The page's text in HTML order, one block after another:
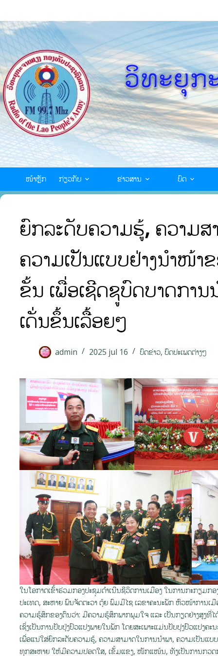
ໜ້າຫຼັກ ກ່ຽວກັບ ຂ່າວສານ ບົດ
ຍົກລະດັບຄວາມຮູ້, ຄວາມສ
ຄວາມເປັນແບບຢ່າງນຳໜ້າ
ຂັ້ນ ເພື່ອເຊີດຊູບົດບາດກາ
ເດັ່ນຂຶ້ນເລື້ອຍໆ
admin 2025 jul 16 ບົດຂ່າວ, ບົດປະເພດຕ່າງໆ
ໃນໂອກາດເຂົ້າຮ່ວມກອງປະຊຸມດຳເນີນຊີວິດການເມືອງ ໃນການກະກຽມກ
ປະເທດ, ສະຫາຍ ພົນຈັດຕະວາ ຕຸ້ຍ ພົມມີໄຊ ເລຂາຄະນະພັກ ຫົວໜ້າການເ
ຄວາມຮູ້ສຶກຂອງຕົນວ່າ: ມີຄວາມຮູ້ສຶກພາກພູມໃຈ ແລະ ເປັນກຽດຢ່າງສູງທີ່
ເຊິ່ງເປັນການປັບປຸ່ງປົວແປງພາຍໃນພັກ ໂດຍສະເພາະແມ່ນປັບປຸງປົວແປງຄ
ເພື່ອແນ່ໃສ່ຍົກລະດັບຄວາມຮູ້, ຄວາມສາມາດໃນການນຳພາ, ຄວາມເປັນແ
ທຸກສະຫາຍ ໃຫ້ມີຄວາມປອດໃສ, ເຂັ້ມແຂງ, ໜັກແໜ້ນ, ທັງເປັນການກວ